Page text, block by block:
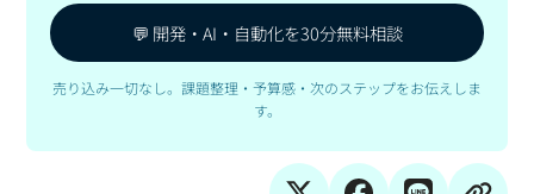
💬 開発・AI・自動化を30分無料相談
売り込み一切なし。課題整理・予算感・次のステップをお伝えしま
す。